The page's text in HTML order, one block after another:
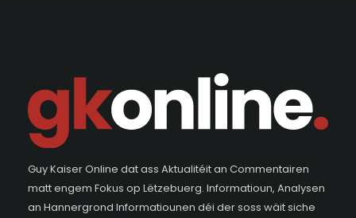
Guy Kaiser Online dat ass Aktualitéit an Commentairen
matt engem Fokus op Lëtzebuerg. Informatioun, Analysen
an Hannergrond Informatiounen déi der soss wäit siche